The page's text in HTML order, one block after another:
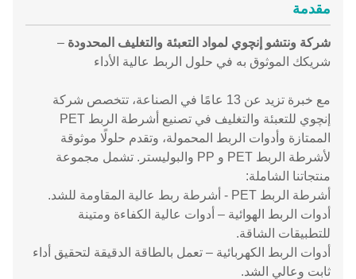
مقدمة
شركة ونتشو إنچوي لمواد التعبئة والتغليف المحدودة –
شريكك الموثوق به في حلول الربط عالية الأداء
مع خبرة تزيد عن 13 عامًا في الصناعة، تتخصص شركة
إنچوي للتعبئة والتغليف في تصنيع أشرطة الربط PET
الممتازة وأدوات الربط المحمولة، وتقدم حلولًا موثوقة
لأشرطة الربط PET و PP والبوليستر. تشمل مجموعة
منتجاتنا الشاملة:
أشرطة الربط PET - أشرطة ربط عالية المقاومة للشد.
أدوات الربط الهوائية – أدوات عالية الكفاءة ومتينة
للتطبيقات الشاقة.
أدوات الربط الكهربائية – تعمل بالطاقة الدقيقة لتحقيق أداء
ثابت وعالي الشد.